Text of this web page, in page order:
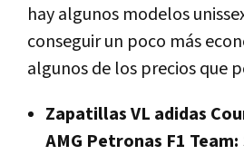
hay algunos modelos
conseguir un poco más
algunos de los precios que
Zapatillas VL adidas
AMG Petronas F1 Team: